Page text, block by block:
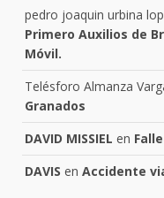
pedro joaquin urbina
Primero Auxilios de
Móvil.
Telésforo Almanza
Granados
DAVID MISSIEL en
DAVIS en Accidente